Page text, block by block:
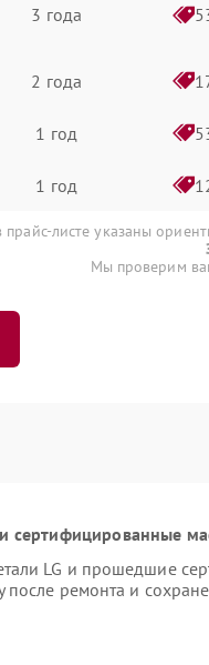
3 года
2 года
1 год
1 год
листе указаны
Мы проверим
сертифицированные
LG и прошедшие
после ремонта и